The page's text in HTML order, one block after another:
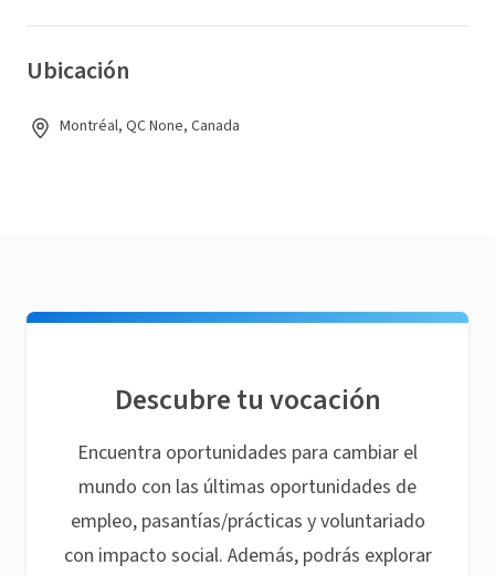
Ubicación
Montréal, QC None, Canada
Descubre tu vocación
Encuentra oportunidades para cambiar el
mundo con las últimas oportunidades de
empleo, pasantías/prácticas y voluntariado
con impacto social. Además, podrás explorar